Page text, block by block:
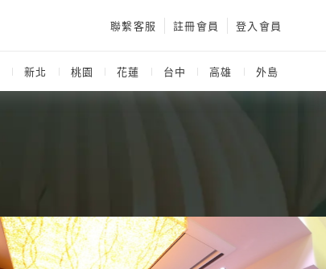
聯繫客服 註冊會員 登入會員
新北 桃園 花蓮 台中 高雄 外島